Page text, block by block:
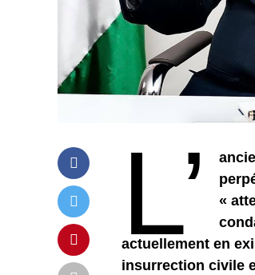
L’
«
actuellement en
insurrection civile